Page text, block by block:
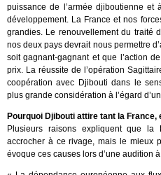
puissance de l’armée djiboutienne
développement. La France et nos
grandies. Le renouvellement du traité
nos deux pays devrait nous permettre
soit gagnant-gagnant et que l’action
prix. La réussite de l’opération
coopération avec Djibouti dans le
plus grande considération à l’égard
Pourquoi Djibouti attire tant la France,
Plusieurs raisons expliquent que la
accrocher à ce rivage, mais le mieux
évoque ces causes lors d’une audition